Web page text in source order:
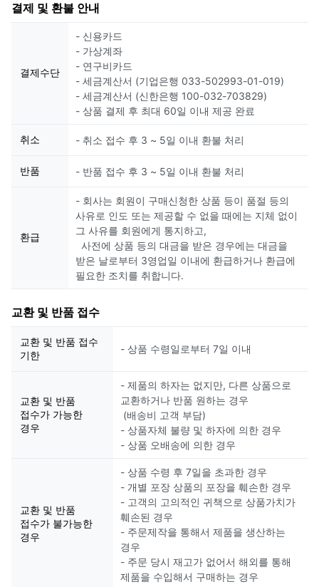
결제 및 환불 안내
결제수단
- 신용카드
- 가상계좌
- 연구비카드
- 세금계산서 (기업은행 033-502993-01-019)
- 세금계산서 (신한은행 100-032-703829)
- 상품 결제 후 최대 60일 이내 제공 완료
취소 - 취소 접수 후 3 ~ 5일 이내 환불 처리
반품 - 반품 접수 후 3 ~ 5일 이내 환불 처리
환급
- 회사는 회원이 구매신청한 상품 등이 품절 등의
사유로 인도 또는 제공할 수 없을 때에는 지체 없이
그 사유를 회원에게 통지하고,
사전에 상품 등의 대금을 받은 경우에는 대금을
받은 날로부터 3영업일 이내에 환급하거나 환급에
필요한 조치를 취합니다.
교환 및 반품 접수
교환 및 반품 접수
기한
- 상품 수령일로부터 7일 이내
교환 및 반품
접수가 가능한
경우
- 제품의 하자는 없지만, 다른 상품으로
교환하거나 반품 원하는 경우
(배송비 고객 부담)
- 상품자체 불량 및 하자에 의한 경우
- 상품 오배송에 의한 경우
교환 및 반품
접수가 불가능한
경우
- 상품 수령 후 7일을 초과한 경우
- 개별 포장 상품의 포장을 훼손한 경우
- 고객의 고의적인 귀책으로 상품가치가
훼손된 경우
- 주문제작을 통해서 제품을 생산하는
경우
- 주문 당시 재고가 없어서 해외를 통해
제품을 수입해서 구매하는 경우